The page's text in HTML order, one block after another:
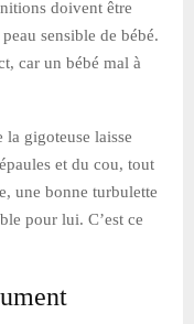
doivent être
sensible de bébé.
car un bébé mal à
gigoteuse laisse
et du cou, tout
une bonne turbulette
pour lui. C’est ce